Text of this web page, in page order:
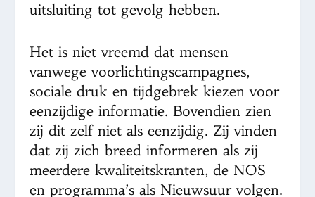
uitsluiting tot gevolg hebben.
Het is niet vreemd dat mensen
vanwege voorlichtingscampagnes,
sociale druk en tijdgebrek kiezen voor
eenzijdige informatie. Bovendien zien
zij dit zelf niet als eenzijdig. Zij vinden
dat zij zich breed informeren als zij
meerdere kwaliteitskranten, de NOS
en programma’s als Nieuwsuur volgen.